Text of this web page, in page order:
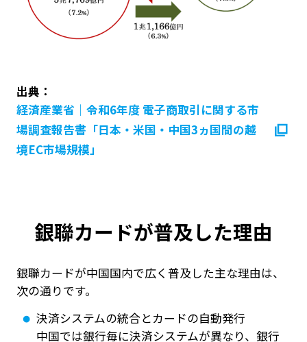
出典：
経済産業省｜令和6年度 電子商取引に関する市
場調査報告書「日本・米国・中国3ヵ国間の越
境EC市場規模」
銀聯カードが普及した理由
銀聯カードが中国国内で広く普及した主な理由は、
次の通りです。
決済システムの統合とカードの自動発行
中国では銀行毎に決済システムが異なり、銀行